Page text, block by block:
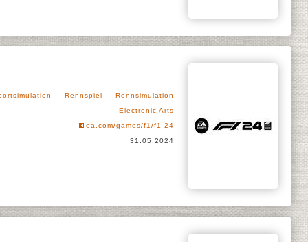
Rennspiel
Rennsimulation
Electronic Arts
ea.com/games/f1/f1-24
31.05.2024